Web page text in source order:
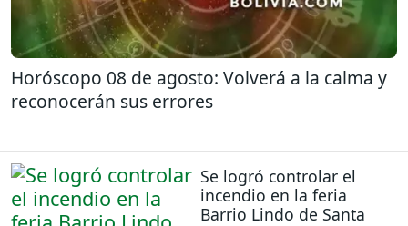
Horóscopo 08 de agosto: Volverá a la calma y
reconocerán sus errores
Se logró controlar el
incendio en la feria
Barrio Lindo de Santa